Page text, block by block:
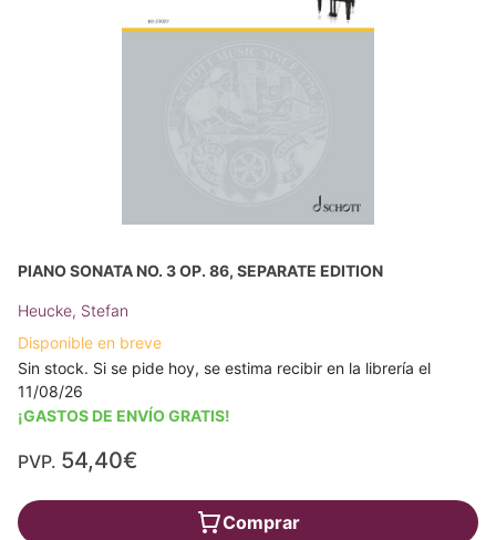
PIANO SONATA NO. 3 OP. 86, SEPARATE EDITION
Heucke, Stefan
Disponible en breve
Sin stock. Si se pide hoy, se estima recibir en la librería el
11/08/26
¡GASTOS DE ENVÍO GRATIS!
PVP. 54,40€
Comprar